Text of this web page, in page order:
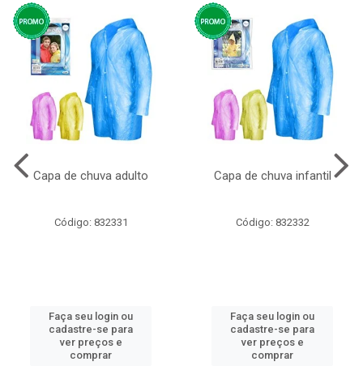
Capa de chuva adulto
Código: 832331
Faça seu login ou
cadastre-se para
ver preços e
comprar
Capa de chuva infantil
Código: 832332
Faça seu login ou
cadastre-se para
ver preços e
comprar